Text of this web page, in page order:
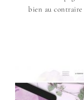
bien au contraire